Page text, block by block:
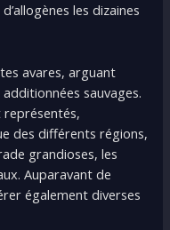
les dizaines
avares, arguant
sauvages.
représentés,
des différents régions,
grandioses, les
Auparavant de
également diverses